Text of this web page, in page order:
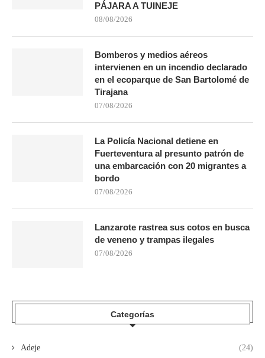
PÁJARA A TUINEJE
08/08/2026
Bomberos y medios aéreos
intervienen en un incendio declarado
en el ecoparque de San Bartolomé de
Tirajana
07/08/2026
La Policía Nacional detiene en
Fuerteventura al presunto patrón de
una embarcación con 20 migrantes a
bordo
07/08/2026
Lanzarote rastrea sus cotos en busca
de veneno y trampas ilegales
07/08/2026
Categorías
Adeje (24)